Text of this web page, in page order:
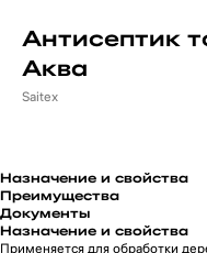
Антисептик
Аква
Saitex
Назначение и свойства
Преимущества
Документы
Назначение и свойства
Применяется для обработки